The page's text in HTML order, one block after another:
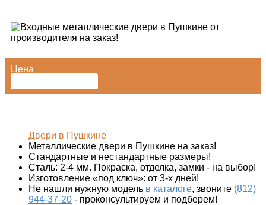
Цена
Металлические двери в Пушкине на заказ!
Стандартные и нестандартные размеры!
Сталь: 2-4 мм. Покраска, отделка, замки - на выбор!
Изготовление «под ключ»: от 3-х дней!
Не нашли нужную модель в каталоге, звоните (812)
944-37-20 - проконсультируем и подберем!